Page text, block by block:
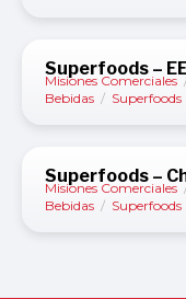
Superfoods –
Misiones Comerciales
Bebidas / Superfoods
Superfoods –
Misiones Comerciales
Bebidas / Superfoods